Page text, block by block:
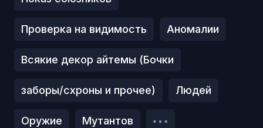
Проверка на видимость Аномалии
Всякие декор айтемы (Бочки
заборы/схроны и прочее) Людей
Оружие Мутантов